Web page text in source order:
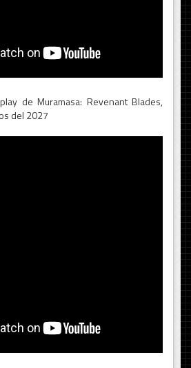
de Muramasa: Revenant Blades,
del 2027